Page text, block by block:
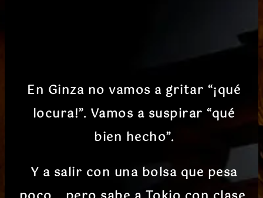
En Ginza no vamos a gritar “¡qué
locura!”. Vamos a suspirar “qué
bien hecho”.
Y a salir con una bolsa que pesa